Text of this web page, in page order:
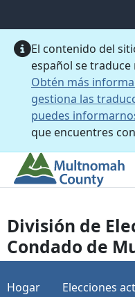
El contenido del
español se
Obtén más
gestiona las
puedes
que encuentres
División de
Condado de
Hogar Elecciones